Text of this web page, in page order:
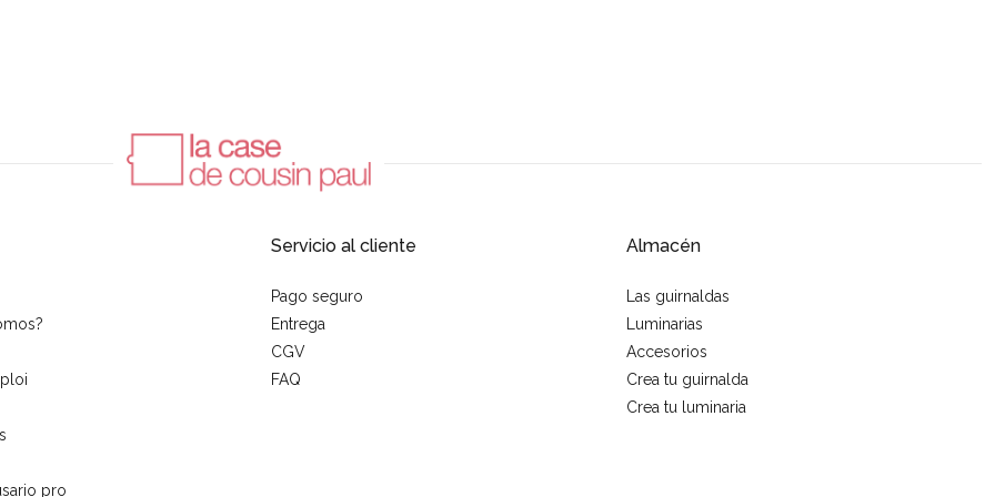
pro
Servicio al cliente
Pago seguro
Entrega
CGV
FAQ
Almacén
Las guirnaldas
Luminarias
Accesorios
Crea tu guirnalda
Crea tu luminaria